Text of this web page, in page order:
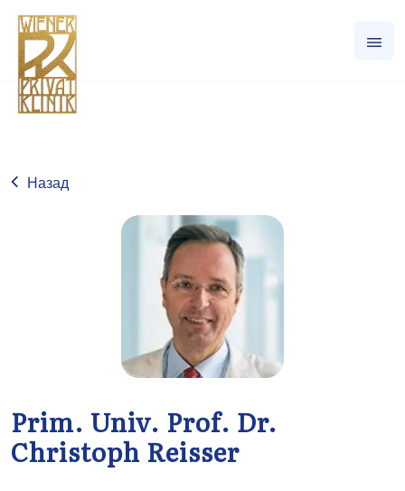
Назад
Prim. Univ. Prof. Dr.
Christoph Reisser